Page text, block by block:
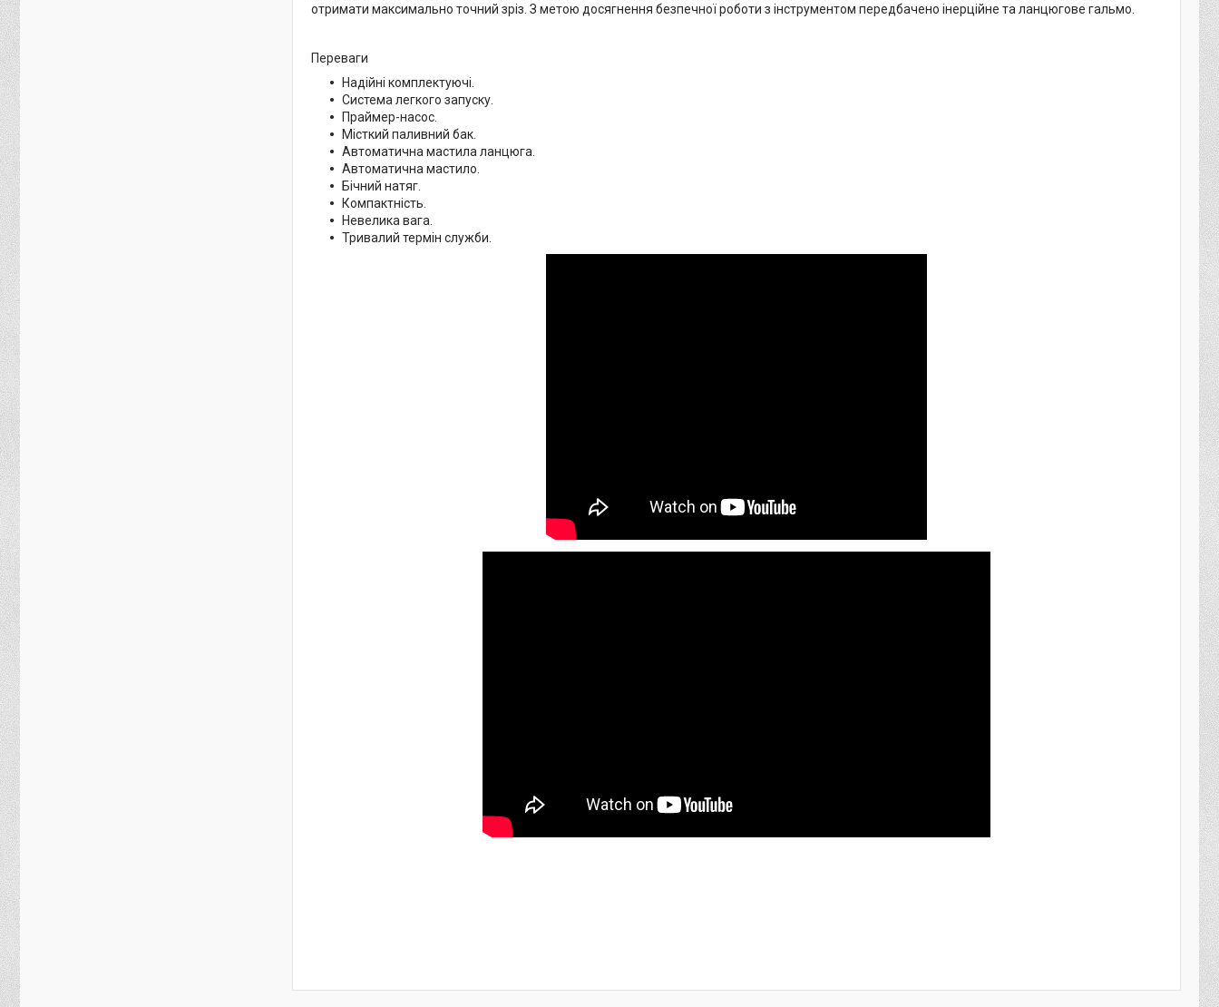
отримати максимально точний зріз. З метою досягнення безпечної роботи з інструментом передбачено інерційне та ланцюгове гальмо.
Переваги
Надійні комплектуючі.
Система легкого запуску.
Праймер-насос.
Місткий паливний бак.
Автоматична мастила ланцюга.
Автоматична мастило.
Бічний натяг.
Компактність.
Невелика вага.
Тривалий термін служби.